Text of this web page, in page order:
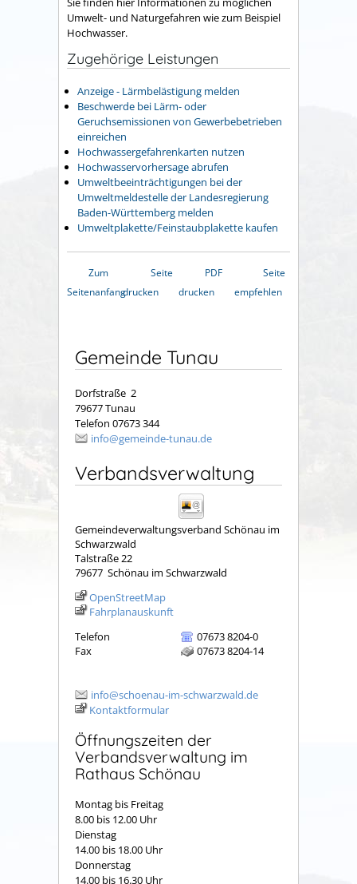
Umwelt- und Naturgefahren wie zum Beispiel
Hochwasser.
Zugehörige Leistungen
Anzeige - Lärmbelästigung melden
Beschwerde bei Lärm- oder
Geruchsemissionen von Gewerbebetrieben
einreichen
Hochwassergefahrenkarten nutzen
Hochwasservorhersage abrufen
Umweltbeeinträchtigungen bei der
Umweltmeldestelle der Landesregierung
Baden-Württemberg melden
Umweltplakette/Feinstaubplakette kaufen
Zum
Seitenanfang
Seite
drucken
PDF
drucken
Seite
empfehlen
Gemeinde Tunau
Dorfstraße 2
79677 Tunau
Telefon 07673 344
info@gemeinde-tunau.de
Verbandsverwaltung
Gemeindeverwaltungsverband Schönau im
Schwarzwald
Talstraße 22
79677 Schönau im Schwarzwald
OpenStreetMap
Fahrplanauskunft
Telefon
07673 8204-0
Fax
07673 8204-14
info@schoenau-im-schwarzwald.de
Kontaktformular
Öffnungszeiten der
Verbandsverwaltung im
Rathaus Schönau
Montag bis Freitag
8.00 bis 12.00 Uhr
Dienstag
14.00 bis 18.00 Uhr
Donnerstag
14.00 bis 16.30 Uhr